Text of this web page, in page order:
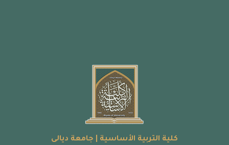
كلية التربية الأساسية | جامعة ديالى